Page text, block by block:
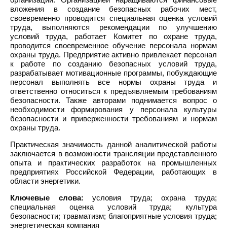
вложения в создание безопасных рабочих мест,
своевременно проводится специальная оценка условий
труда, выполняются рекомендации по улучшению
условий труда, работает Комитет по охране труда,
проводится своевременное обучение персонала нормам
охраны труда. Предприятие активно привлекает персонал
к работе по созданию безопасных условий труда,
разрабатывает мотивационные программы, побуждающие
персонал выполнять все нормы охраны труда и
ответственно относиться к предъявляемым требованиям
безопасности. Также авторами поднимается вопрос о
необходимости формирования у персонала культуры
безопасности и приверженности требованиям и нормам
охраны труда.
Практическая значимость данной аналитической работы
заключается в возможности трансляции представленного
опыта и практических разработок на промышленных
предприятиях Российской Федерации, работающих в
области энергетики.
Ключевые слова: условия труда; охрана труда;
специальная оценка условий труда; культура
безопасности; травматизм; благоприятные условия труда;
энергетическая компания